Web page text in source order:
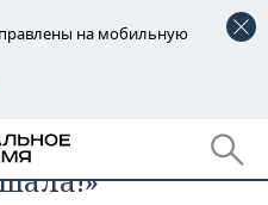
на мобильную
Фирсова: